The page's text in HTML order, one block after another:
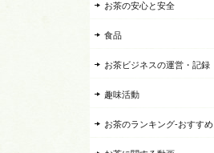
お茶の安心と安全
食品
お茶ビジネスの運営・記録
趣味活動
お茶のランキング-おすすめ